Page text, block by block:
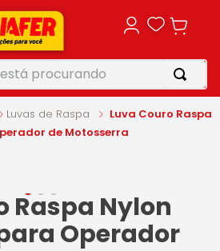
procurando
Luvas de Raspa
Luva Couro Raspa
de Motosserra
Raspa Nylon
Operador
1º
motosserra
4º
parafusadeira
5º vonixx